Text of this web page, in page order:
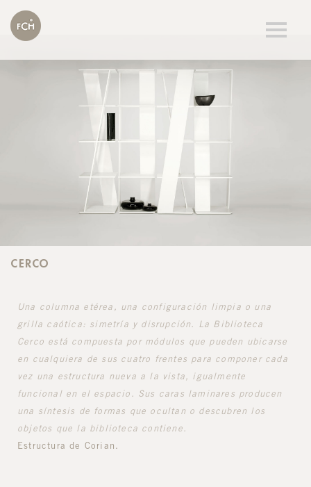
CERCO
Una columna etérea, una configuración limpia o una
grilla caótica: simetría y disrupción. La Biblioteca
Cerco está compuesta por módulos que pueden ubicarse
en cualquiera de sus cuatro frentes para componer cada
vez una estructura nueva a la vista, igualmente
funcional en el espacio. Sus caras laminares producen
una síntesis de formas que ocultan o descubren los
objetos que la biblioteca contiene.
Estructura de Corian.